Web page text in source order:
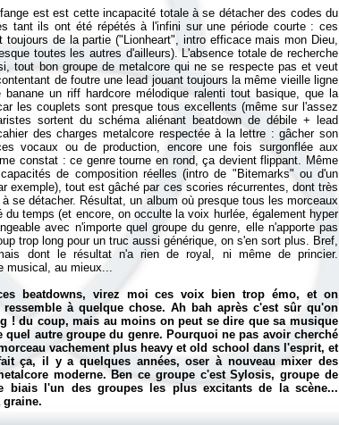
est est cette incapacité totale à se détacher des codes du
tant ils ont été répétés à l'infini sur une période courte : ces
de la partie ("Lionheart", intro efficace mais mon Dieu,
toutes les autres d'ailleurs). L'absence totale de recherche
tout bon groupe de metalcore qui ne se respecte pas et veut
de foutre une lead jouant toujours la même vieille ligne
un riff hardcore mélodique ralenti tout basique, que la
les couplets sont presque tous excellents (même sur l'assez
sortent du schéma aliénant beatdown de débile + lead
des charges metalcore respectée à la lettre : gâcher son
vocaux ou de production, encore une fois surgonflée aux
constat : ce genre tourne en rond, ça devient flippant. Même
de composition réelles (intro de "Bitemarks" ou d'un
exemple), tout est gâché par ces scories récurrentes, dont très
se détacher. Résultat, un album où presque tous les morceaux
temps (et encore, on occulte la voix hurlée, également hyper
avec n'importe quel groupe du genre, elle n'apporte pas
trop long pour un truc aussi générique, on s'en sort plus. Bref,
dont le résultat n'a rien de royal, ni même de princier.
musical, au mieux...
beatdowns, virez moi ces voix bien trop émo, et on
à quelque chose. Ah bah après c'est sûr qu'on
! du coup, mais au moins on peut se dire que sa musique
autre groupe du genre. Pourquoi ne pas avoir cherché
vachement plus heavy et old school dans l'esprit, et
ça, il y a quelques années, oser à nouveau mixer des
moderne. Ben ce groupe c'est Sylosis, groupe de
biais l'un des groupes les plus excitants de la scène...
graine.